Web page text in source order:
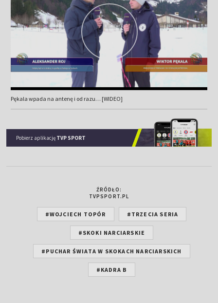
Pękala wpada na antenę i od razu… [WIDEO]
Pobierz aplikację TVP SPORT
ŹRÓDŁO:
TVPSPORT.PL
#WOJCIECH TOPÓR #TRZECIA SERIA
#SKOKI NARCIARSKIE
#PUCHAR ŚWIATA W SKOKACH NARCIARSKICH
#KADRA B